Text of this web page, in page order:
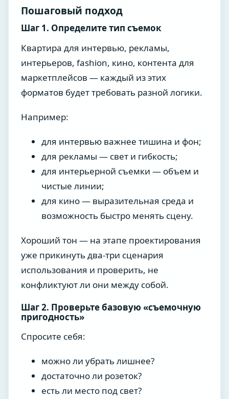
Пошаговый подход
Шаг 1. Определите тип съемок
Квартира для интервью, рекламы,
интерьеров, fashion, кино, контента для
маркетплейсов — каждый из этих
форматов будет требовать разной логики.
Например:
для интервью важнее тишина и фон;
для рекламы — свет и гибкость;
для интерьерной съемки — объем и
чистые линии;
для кино — выразительная среда и
возможность быстро менять сцену.
Хороший тон — на этапе проектирования
уже прикинуть два-три сценария
использования и проверить, не
конфликтуют ли они между собой.
Шаг 2. Проверьте базовую «съемочную
пригодность»
Спросите себя:
можно ли убрать лишнее?
достаточно ли розеток?
есть ли место под свет?